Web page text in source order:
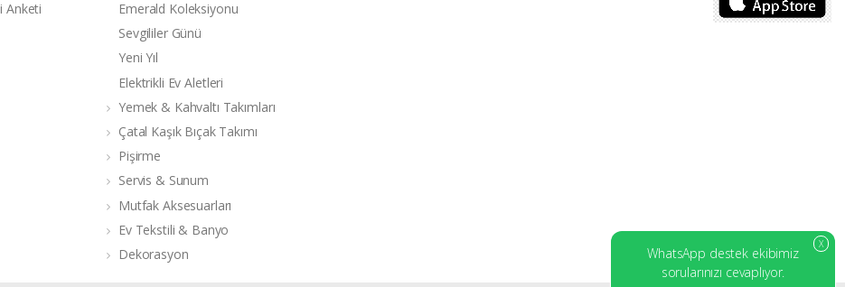
Anketi
Emerald Koleksiyonu
Sevgililer Günü
Yeni Yıl
Elektrikli Ev Aletleri
Yemek & Kahvaltı Takımları
Çatal Kaşık Bıçak Takımı
Pişirme
Servis & Sunum
Mutfak Aksesuarları
Ev Tekstili & Banyo
Dekorasyon
X
WhatsApp destek ekibimiz
sorularınızı cevaplıyor.